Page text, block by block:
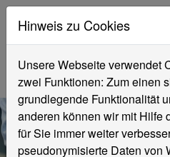
Hinweis zu Cookies
Unsere Webseite verwendet
zwei Funktionen: Zum einen
grundlegende Funktionalität
anderen können wir mit Hilfe
für Sie immer weiter
pseudonymisierte Daten von